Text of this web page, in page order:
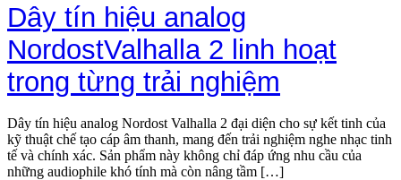
Dây tín hiệu analog
NordostValhalla 2 linh hoạt
trong từng trải nghiệm
Dây tín hiệu analog Nordost Valhalla 2 đại diện cho sự kết tinh của
kỹ thuật chế tạo cáp âm thanh, mang đến trải nghiệm nghe nhạc tinh
tế và chính xác. Sản phẩm này không chỉ đáp ứng nhu cầu của
những audiophile khó tính mà còn nâng tầm […]